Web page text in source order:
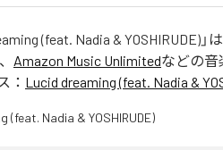
(feat. Nadia & YOSHIRUDE) 」
、 Amazon Music Unlimitedなどの音
： Lucid dreaming (feat. Nadia &